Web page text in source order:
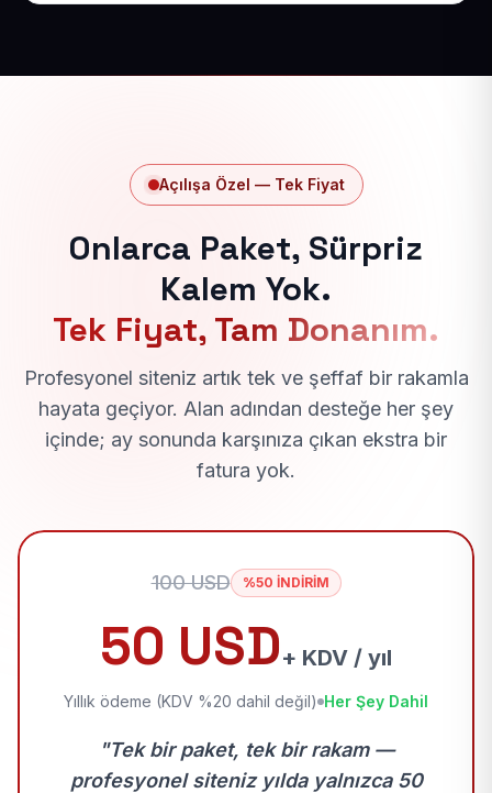
Açılışa Özel — Tek Fiyat
Onlarca Paket, Sürpriz
Kalem Yok.
Tek Fiyat, Tam Donanım.
Profesyonel siteniz artık tek ve şeffaf bir rakamla
hayata geçiyor. Alan adından desteğe her şey
içinde; ay sonunda karşınıza çıkan ekstra bir
fatura yok.
100 USD %50 İNDİRİM
50 USD+ KDV / yıl
Yıllık ödeme (KDV %20 dahil değil) Her Şey Dahil
"Tek bir paket, tek bir rakam —
profesyonel siteniz yılda yalnızca 50